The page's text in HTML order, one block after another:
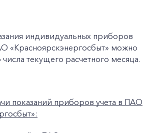
индивидуальных приборов
«Красноярскэнергосбыт» можно
текущего расчетного месяца.
показаний приборов учета в ПАО